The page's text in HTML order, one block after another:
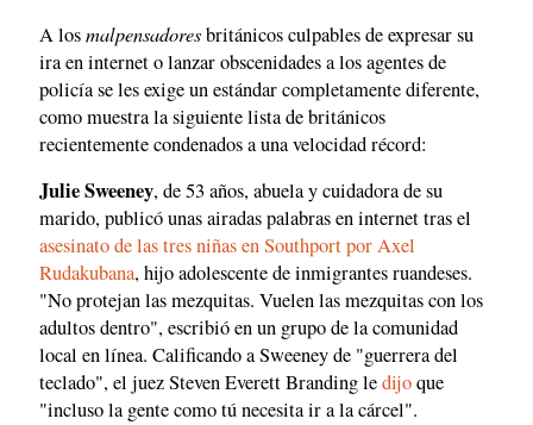
A losmalpensadoresbritánicos culpables de expresar su
ira en internet o lanzar obscenidades a los agentes de
policía se les exige un estándar completamente diferente,
como muestra la siguiente lista de británicos
recientemente condenados a una velocidad récord:
Julie Sweeney, de 53 años, abuela y cuidadora de su
marido, publicó unas airadas palabras en internet tras el
asesinato de las tres niñas en Southport por Axel
Rudakubana, hijo adolescente de inmigrantes ruandeses.
"No protejan las mezquitas. Vuelen las mezquitas con los
adultos dentro", escribió en un grupo de la comunidad
local en línea. Calificando a Sweeney de "guerrera del
teclado", el juez Steven Everett Branding ledijoque
"incluso la gente como tú necesita ir a la cárcel".